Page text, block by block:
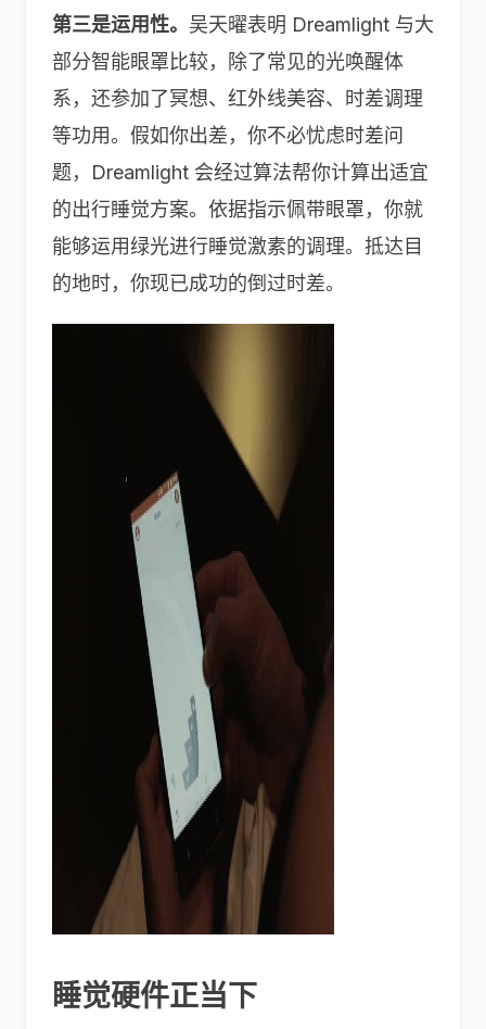
第三是运用性。 吴天曜表明 Dreamlight 与大
部分智能眼罩比较，除了常见的光唤醒体
系，还参加了冥想、红外线美容、时差调理
等功用。假如你出差，你不必忧虑时差问
题，Dreamlight 会经过算法帮你计算出适宜
的出行睡觉方案。依据指示佩带眼罩，你就
能够运用绿光进行睡觉激素的调理。抵达目
的地时，你现已成功的倒过时差。
睡觉硬件正当下